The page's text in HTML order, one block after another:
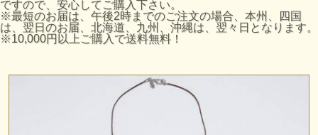
ですので、安心してご購入下さい。
※最短のお届は、午後2時までのご注文の場合、本州、四国
は、翌日のお届、北海道、九州、沖縄は、翌々日となります。
※10,000円以上ご購入で送料無料！